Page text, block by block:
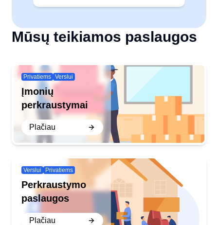
Mūsų teikiamos paslaugos
Privatiems Verslui
Įmonių
perkraustymai
Plačiau
Verslui Privatiems
Perkraustymo
paslaugos
Plačiau